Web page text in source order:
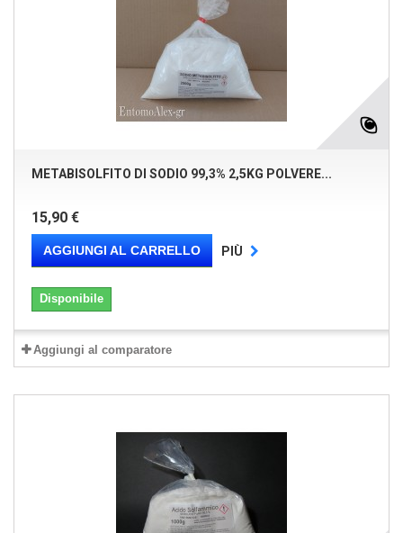
METABISOLFITO DI SODIO 99,3% 2,5KG POLVERE...
15,90 €
AGGIUNGI AL CARRELLO PIÙ
Disponibile
Aggiungi al comparatore